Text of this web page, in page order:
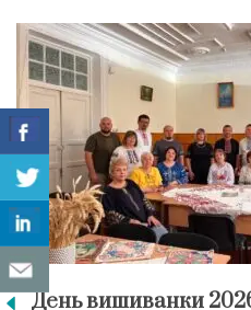
День вишиванки